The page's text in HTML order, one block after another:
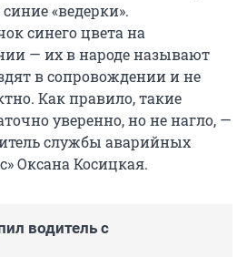
«ведерки».
синего цвета на
— их в народе называют
в сопровождении и не
Как правило, такие
уверенно, но не нагло, —
службы аварийных
Оксана Косицкая.
водитель с